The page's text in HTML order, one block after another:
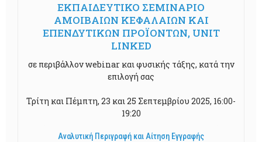
ΕΚΠΑΙΔΕΥΤΙΚΟ ΣΕΜΙΝΑΡΙΟ
ΑΜΟΙΒΑΙΩΝ ΚΕΦΑΛΑΙΩΝ ΚΑΙ
ΕΠΕΝΔΥΤΙΚΩΝ ΠΡΟΪΟΝΤΩΝ, UNIT
LINKED
σε περιβάλλον webinar και φυσικής τάξης, κατά την
επιλογή σας
Τρίτη και Πέμπτη, 23 και 25 Σεπτεμβρίου 2025, 16:00-
19:20
Αναλυτική Περιγραφή και Αίτηση Εγγραφής